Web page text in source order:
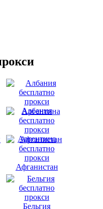
Албания
Аргентина
Афганистан
Бельгия